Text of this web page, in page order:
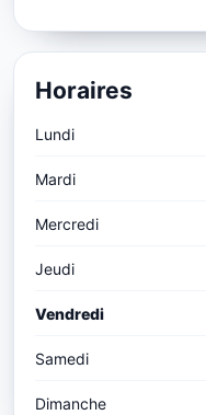
Horaires
Lundi
Mardi
Mercredi
Jeudi
Vendredi
Samedi
Dimanche